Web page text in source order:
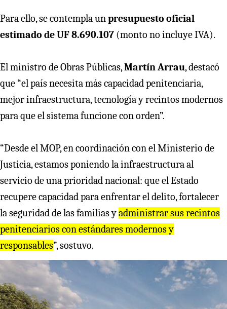
Para ello, se contempla unpresupuesto oficial
estimado de UF 8.690.107 (monto no incluye IVA).
El ministro de Obras Públicas,Martín Arrau, destacó
que “el país necesita más capacidad penitenciaria,
mejor infraestructura, tecnología y recintos modernos
para que el sistema funcione con orden”.
“Desde el MOP, en coordinación con el Ministerio de
Justicia, estamos poniendo la infraestructura al
servicio de una prioridad nacional: que el Estado
recupere capacidad para enfrentar el delito, fortalecer
la seguridad de las familias yadministrar sus recintos
penitenciarios con estándares modernos y
responsables”, sostuvo.